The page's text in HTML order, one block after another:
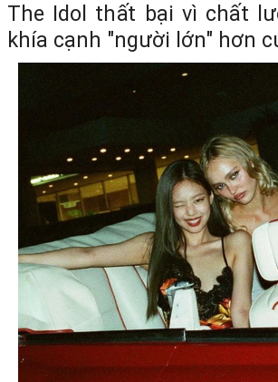
The Idol thất bại vì chất
khía cạnh "người lớn" hơn